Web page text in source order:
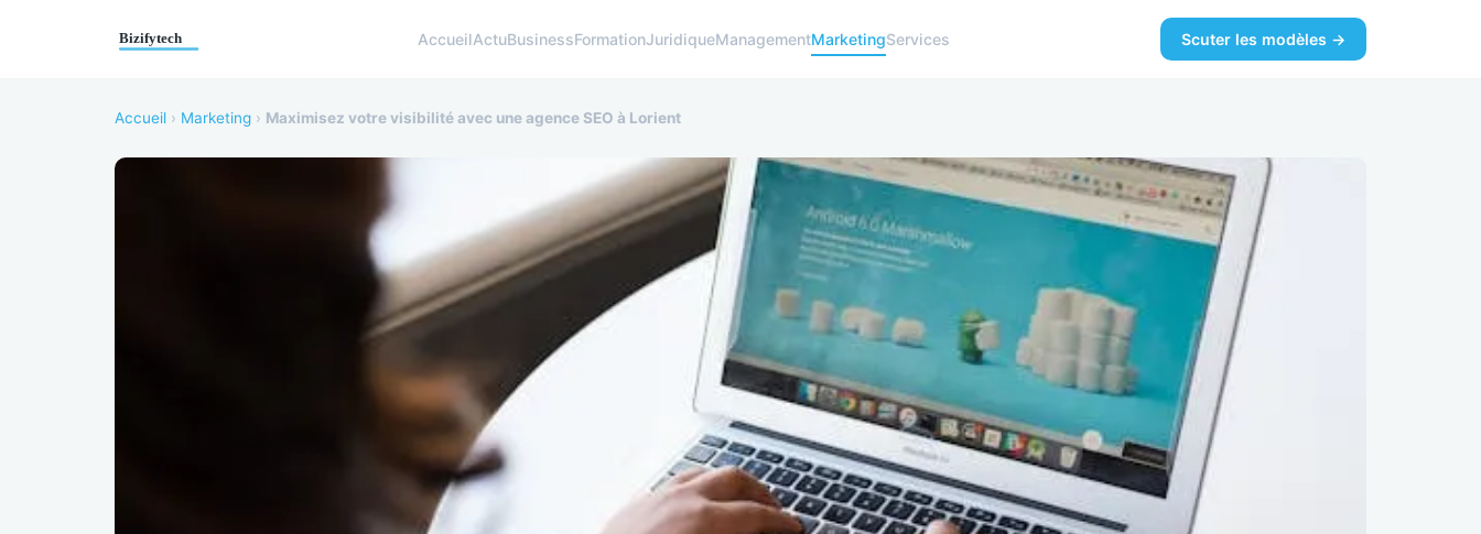
AccueilActuBusinessFormationJuridiqueManagementMarketingServices Scuter les modèles →
Accueil › Marketing › Maximisez votre visibilité avec une agence SEO à Lorient